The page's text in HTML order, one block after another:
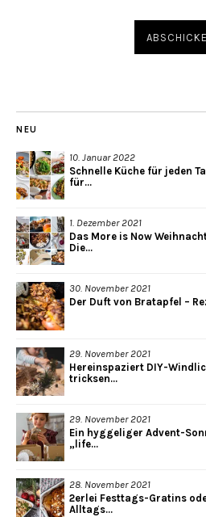
NEU
10. Januar 2022
Schnelle Küche für jeden
für...
1. Dezember 2021
Das More is Now
Die...
30. November 2021
Der Duft von Bratapfel –
29. November 2021
Hereinspaziert DIY-
tricksen...
29. November 2021
Ein hyggeliger Advent-
„life...
28. November 2021
2erlei Festtags-Gratins
Alltags...